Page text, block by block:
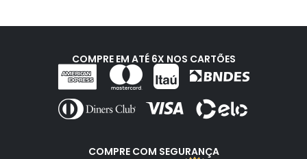
COMPRE EM ATÉ 6X NOS CARTÕES
COMPRE COM SEGURANÇA